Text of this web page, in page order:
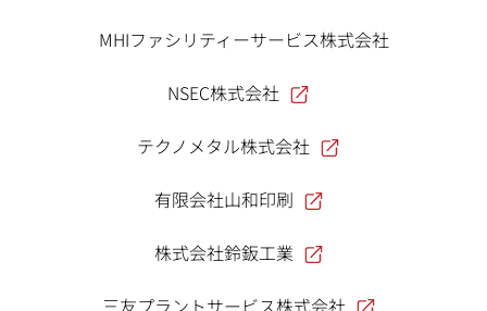
MHIファシリティーサービス株式会社
NSEC株式会社
テクノメタル株式会社
有限会社山和印刷
株式会社鈴鈑工業
三友プラントサービス株式会社